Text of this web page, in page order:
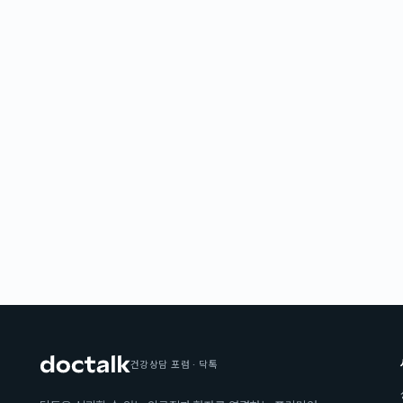
건강상담 포럼 · 닥톡